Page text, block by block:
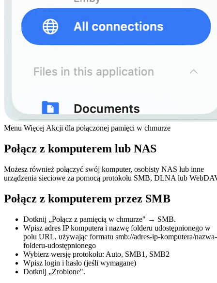
Menu Więcej Akcji dla połączonej pamięci w chmurze
Połącz z komputerem lub NAS
Możesz również połączyć swój komputer, osobisty NAS lub inne
urządzenia sieciowe za pomocą protokołu SMB, DLNA lub
Połącz z komputerem przez SMB
Dotknij „Połącz z pamięcią w chmurze" → SMB.
Wpisz adres IP komputera i nazwę folderu udostępnionego w
polu URL, używając formatu smb://adres-ip-komputera/nazwa-
folderu-udostępnionego
Wybierz wersję protokołu: Auto, SMB1, SMB2
Wpisz login i hasło (jeśli wymagane)
Dotknij „Zrobione".